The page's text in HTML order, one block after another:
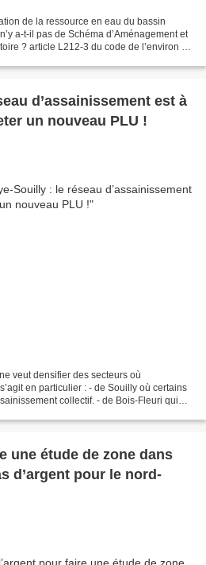
de la ressource en eau du bassin
a-t-il pas de Schéma d’Aménagement et
? article L212-3 du code de l’environ ne
d’assainissement est à
un nouveau PLU !
veut densifier des secteurs où
en particulier : - de Souilly où certains
collectif. - de Bois-Fleuri qui
une étude de zone dans
d’argent pour le nord-